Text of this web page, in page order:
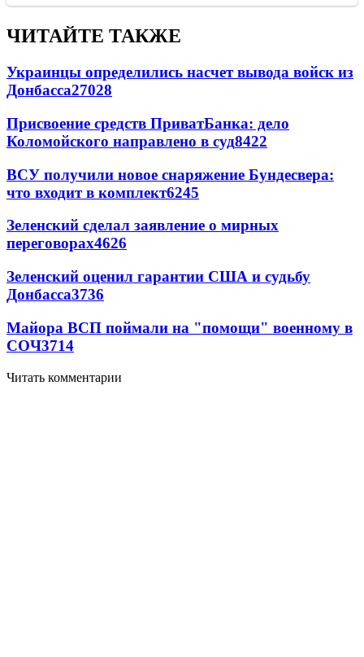
ЧИТАЙТЕ ТАКЖЕ
Украинцы определились насчет вывода войск из
Донбасса27028
Присвоение средств ПриватБанка: дело
Коломойского направлено в суд8422
ВСУ получили новое снаряжение Бундесвера:
что входит в комплект6245
Зеленский сделал заявление о мирных
переговорах4626
Зеленский оценил гарантии США и судьбу
Донбасса3736
Майора ВСП поймали на "помощи" военному в
СОЧ3714
Читать комментарии